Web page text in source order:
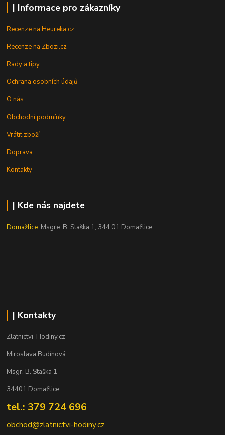
| Informace pro zákazníky
Recenze na Heureka.cz
Recenze na Zbozi.cz
Rady a tipy
Ochrana osobních údajů
O nás
Obchodní podmínky
Vrátit zboží
Doprava
Kontakty
| Kde nás najdete
Domažlice: Msgre. B. Staška 1, 344 01 Domažlice
| Kontakty
Zlatnictvi-Hodiny.cz
Miroslava Budínová
Msgr. B. Staška 1
34401 Domažlice
tel.: 379 724 696
obchod@zlatnictvi-hodiny.cz